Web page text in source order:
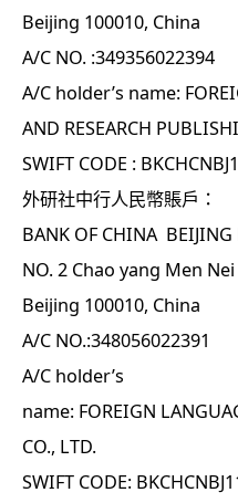
Beijing 100010, China
A/C NO. :349356022394
A/C holder’s name:
AND RESEARCH
SWIFT CODE :
外研社中行人民幣賬戶：
BANK OF CHINA BEIJING
NO. 2 Chao yang Men
Beijing 100010, China
A/C NO.:348056022391
A/C holder’s
name: FOREIGN
CO., LTD.
SWIFT CODE: